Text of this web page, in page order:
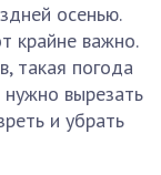
осенью.
крайне важно.
такая погода
вырезать
и убрать